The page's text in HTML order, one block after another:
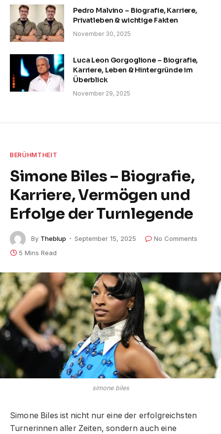
Pedro Malvino – Biografie, Karriere,
Privatleben & wichtige Fakten
November 30, 2025
Luca Leon Gorgoglione – Biografie,
Karriere, Leben & Hintergründe im
Überblick
November 29, 2025
BERÜHMTHEIT
Simone Biles – Biografie,
Karriere, Vermögen und
Erfolge der Turnlegende
By Theblup September 15, 2025
No Comments
5 Mins Read
simone biles
Simone Biles ist nicht nur eine der erfolgreichsten
Turnerinnen aller Zeiten, sondern auch eine